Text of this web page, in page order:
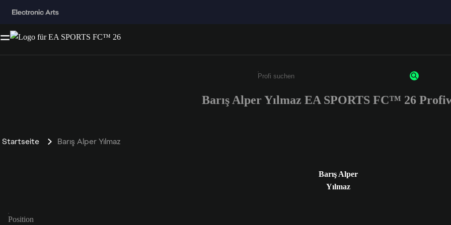
Gib mindestens 3 Zeichen oder Ziffern ein
Barış Alper Yılmaz EA SPORTS FC™ 26
Startseite Barış Alper Yılmaz
Barış Alper
Yılmaz
Position